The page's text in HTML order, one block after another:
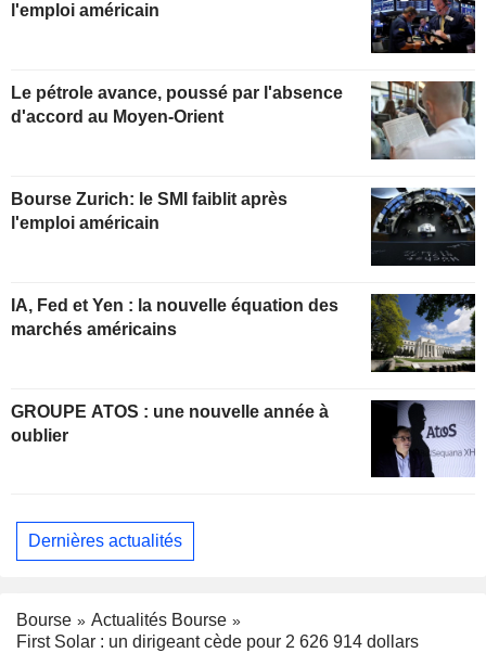
l'emploi américain
Le pétrole avance, poussé par l'absence
d'accord au Moyen-Orient
Bourse Zurich: le SMI faiblit après
l'emploi américain
IA, Fed et Yen : la nouvelle équation des
marchés américains
GROUPE ATOS : une nouvelle année à
oublier
Dernières actualités
Bourse
Actualités Bourse
First Solar : un dirigeant cède pour 2 626 914 dollars